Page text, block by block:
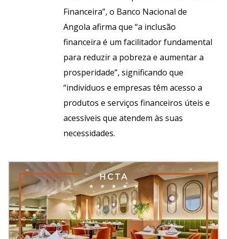
Financeira”, o Banco Nacional de
Angola afirma que “a inclusão
financeira é um facilitador fundamental
para reduzir a pobreza e aumentar a
prosperidade”, significando que
“indivíduos e empresas têm acesso a
produtos e serviços financeiros úteis e
acessíveis que atendem às suas
necessidades.